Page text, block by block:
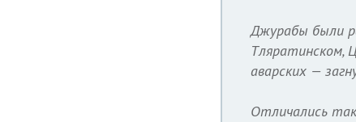
Джурабы были
Тляратинском,
аварских —
Отличались